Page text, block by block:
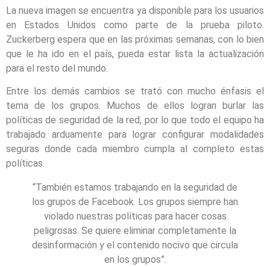
La nueva imagen se encuentra ya disponible para los usuarios
en Estados Unidos como parte de la prueba piloto.
Zuckerberg espera que en las próximas semanas, con lo bien
que le ha ido en el país, pueda estar lista la actualización
para el resto del mundo.
Entre los demás cambios se trató con mucho énfasis el
tema de los grupos. Muchos de ellos logran burlar las
políticas de seguridad de la red, por lo que todo el equipo ha
trabajado arduamente para lograr configurar modalidades
seguras donde cada miembro cumpla al completo estas
políticas.
“También estamos trabajando en la seguridad de
los grupos de Facebook. Los grupos siempre han
violado nuestras políticas para hacer cosas
peligrosas. Se quiere eliminar completamente la
desinformación y el contenido nocivo que circula
en los grupos”.